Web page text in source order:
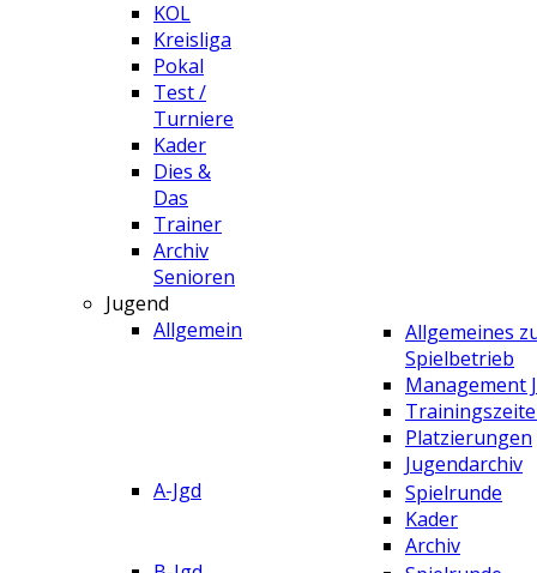
KOL
Kreisliga
Pokal
Test /
Turniere
Kader
Dies &
Das
Trainer
Archiv
Senioren
Jugend
Allgemein
Allgemeines
Spielbetrieb
Management
Platzierungen
Jugendarchiv
A-Jgd
Spielrunde
Kader
Archiv